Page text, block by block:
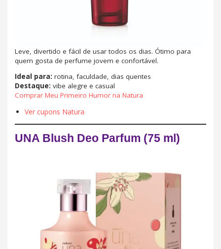
Leve, divertido e fácil de usar todos os dias. Ótimo para
quem gosta de perfume jovem e confortável.
Ideal para: rotina, faculdade, dias quentes
Destaque: vibe alegre e casual
Comprar Meu Primeiro Humor na Natura
Ver cupons Natura
UNA Blush Deo Parfum (75 ml)